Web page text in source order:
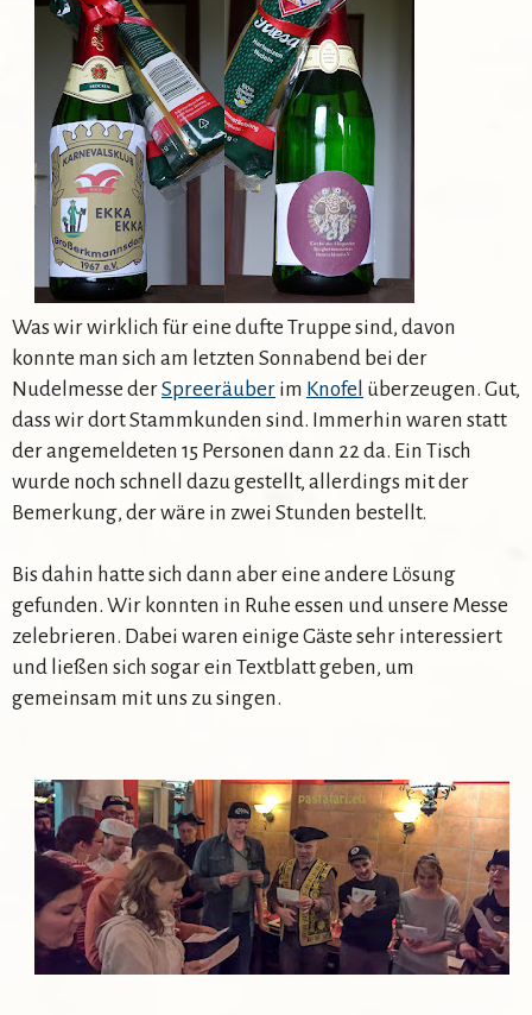
Was wir wirklich für eine dufte Truppe sind, davon
konnte man sich am letzten Sonnabend bei der
Nudelmesse derSpreeräuber im Knofel überzeugen. Gut,
dass wir dort Stammkunden sind. Immerhin waren statt
der angemeldeten 15 Personen dann 22 da. Ein Tisch
wurde noch schnell dazu gestellt, allerdings mit der
Bemerkung, der wäre in zwei Stunden bestellt.
Bis dahin hatte sich dann aber eine andere Lösung
gefunden. Wir konnten in Ruhe essen und unsere Messe
zelebrieren. Dabei waren einige Gäste sehr interessiert
und ließen sich sogar ein Textblatt geben, um
gemeinsam mit uns zu singen.